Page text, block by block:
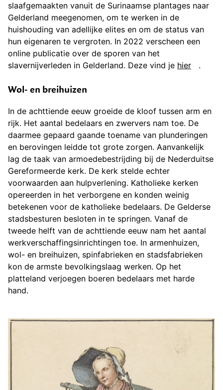
slaafgemaakten vanuit de Surinaamse plantages naar
Gelderland meegenomen, om te werken in de
huishouding van adellijke elites en om de status van
hun eigenaren te vergroten. In 2022 verscheen een
online publicatie over de sporen van het
slavernijverleden in Gelderland. Deze vind je hier .
Wol- en breihuizen
In de achttiende eeuw groeide de kloof tussen arm en
rijk. Het aantal bedelaars en zwervers nam toe. De
daarmee gepaard gaande toename van plunderingen
en berovingen leidde tot grote zorgen. Aanvankelijk
lag de taak van armoedebestrijding bij de Nederduitse
Gereformeerde kerk. De kerk stelde echter
voorwaarden aan hulpverlening. Katholieke kerken
opereerden in het verborgene en konden weinig
betekenen voor de katholieke bedelaars. De Gelderse
stadsbesturen besloten in te springen. Vanaf de
tweede helft van de achttiende eeuw nam het aantal
werkverschaffingsinrichtingen toe. In armenhuizen,
wol- en breihuizen, spinfabrieken en stadsfabrieken
kon de armste bevolkingslaag werken. Op het
platteland verjoegen boeren bedelaars met harde
hand.